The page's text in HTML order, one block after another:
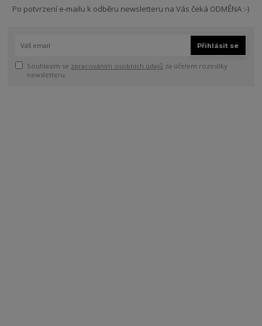
Po potvrzení e-mailu k odběru newsletteru na Vás čeká ODMĚNA :-)
Přihlásit se
Souhlasím se zpracováním osobních údajů za účelem rozesílky
newsletteru.